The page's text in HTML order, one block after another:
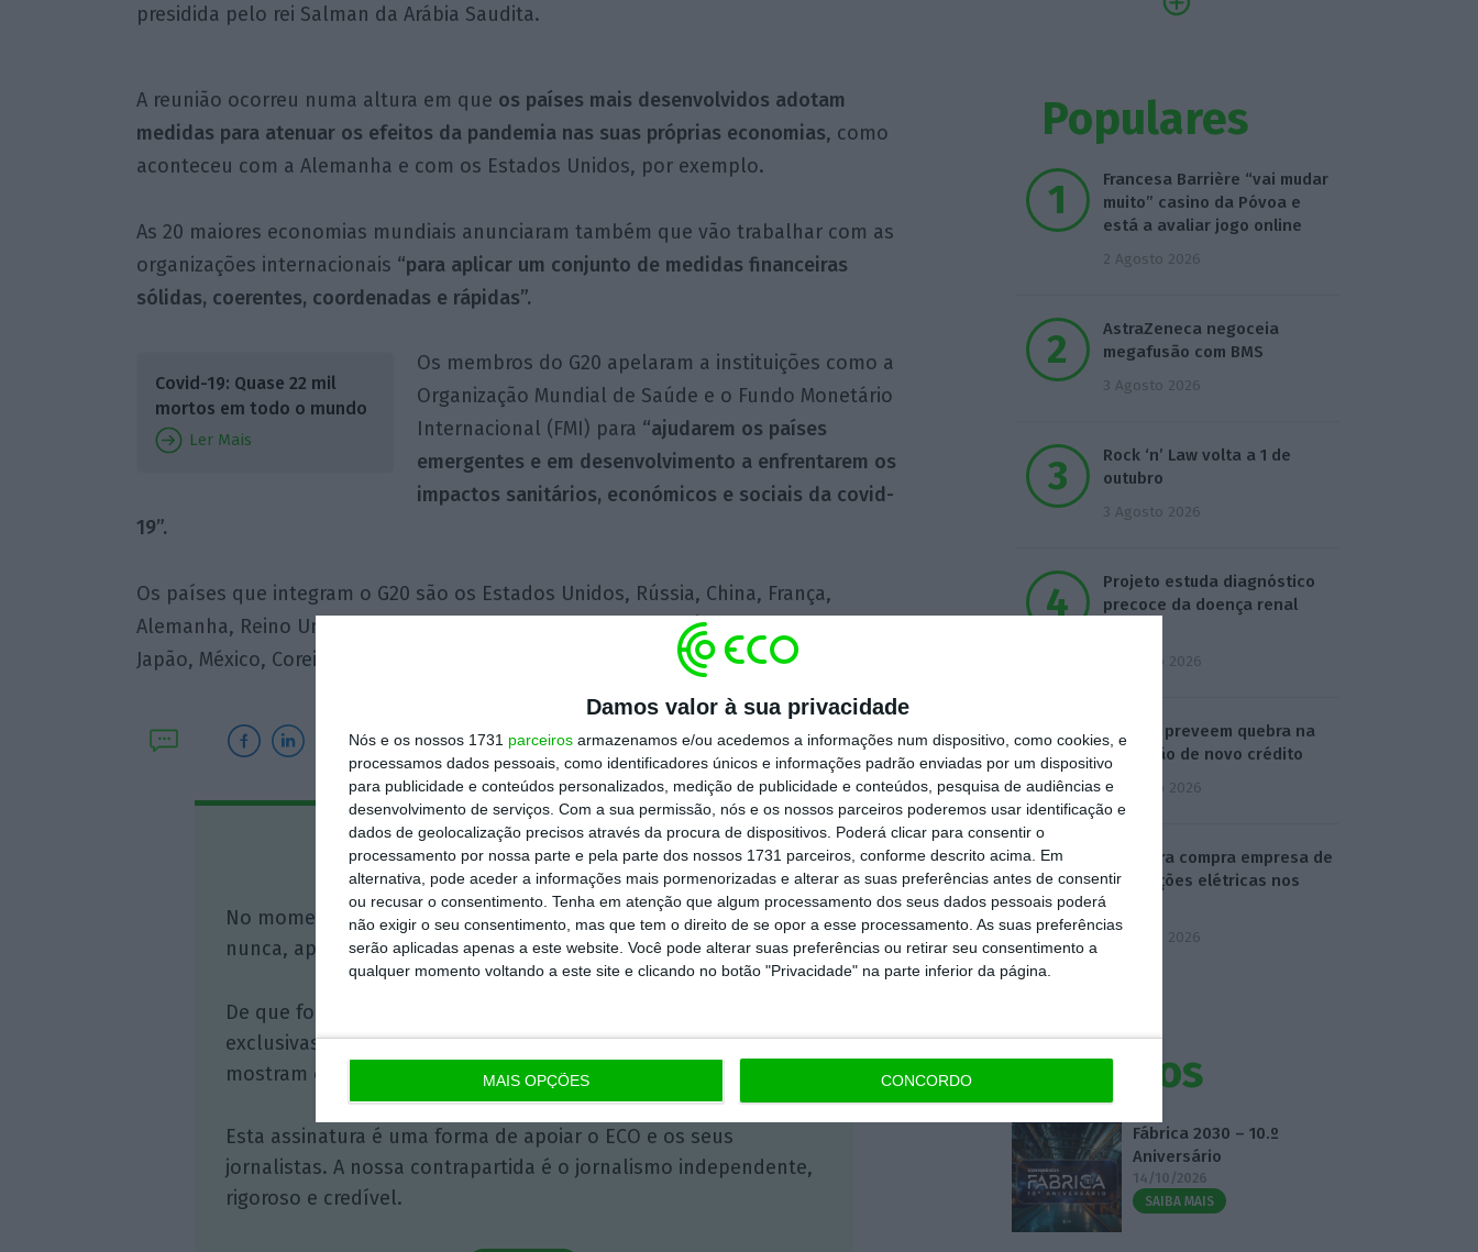
Damos valor à sua privacidade
Nós e os nossos 1731 parceiros armazenamos e/ou acedemos a informações num dispositivo, como cookies, e
processamos dados pessoais, como identificadores únicos e informações padrão enviadas por um dispositivo
para publicidade e conteúdos personalizados, medição de publicidade e conteúdos, pesquisa de audiências e
desenvolvimento de serviços. Com a sua permissão, nós e os nossos parceiros poderemos usar identificação e
dados de geolocalização precisos através da procura de dispositivos. Poderá clicar para consentir o
processamento por nossa parte e pela parte dos nossos 1731 parceiros, conforme descrito acima. Em
alternativa, pode aceder a informações mais pormenorizadas e alterar as suas preferências antes de consentir
ou recusar o consentimento. Tenha em atenção que algum processamento dos seus dados pessoais poderá
não exigir o seu consentimento, mas que tem o direito de se opor a esse processamento. As suas preferências
serão aplicadas apenas a este website. Você pode alterar suas preferências ou retirar seu consentimento a
qualquer momento voltando a este site e clicando no botão "Privacidade" na parte inferior da página.
MAIS OPÇÕES CONCORDO
presidida pelo rei Salman da Arábia Saudita.
A reunião ocorreu numa altura em que os países mais desenvolvidos adotam
medidas para atenuar os efeitos da pandemia nas suas próprias economias, como
aconteceu com a Alemanha e com os Estados Unidos, por exemplo.
As 20 maiores economias mundiais anunciaram também que vão trabalhar com as
organizações internacionais “para aplicar um conjunto de medidas financeiras
sólidas, coerentes, coordenadas e rápidas”.
Covid-19: Quase 22 mil
mortos em todo o mundo
Ler Mais
Os membros do G20 apelaram a instituições como a
Organização Mundial de Saúde e o Fundo Monetário
Internacional (FMI) para “ajudarem os países
emergentes e em desenvolvimento a enfrentarem os
impactos sanitários, económicos e sociais da covid-
19”.
Os países que integram o G20 são os Estados Unidos, Rússia, China, França,
Alemanha, Reino Unido, Argentina, Austrália, Brasil, Canadá, Índia, Indonésia, Itália,
Japão, México, Coreia do Sul, África do Sul, Turquia, Arábia Saudita e União Europeia.
https://eco.sapo.pt/2020/03/26/g20-vai-injetar-5-bilioes-de-dolares-na-economia-mundial/ Copiar
Assine o ECO Premium
No momento em que a informação é mais importante do que
nunca, apoie o jornalismo independente e rigoroso.
De que forma? Assine o ECO Premium e tenha acesso a notícias
exclusivas, à opinião que conta, às reportagens e especiais que
mostram o outro lado da história.
Esta assinatura é uma forma de apoiar o ECO e os seus
jornalistas. A nossa contrapartida é o jornalismo independente,
rigoroso e credível.
Populares
Francesa Barrière “vai mudar
muito” casino da Póvoa e
está a avaliar jogo online
2 Agosto 2026
AstraZeneca negoceia
megafusão com BMS
3 Agosto 2026
Rock ‘n’ Law volta a 1 de
outubro
3 Agosto 2026
Projeto estuda diagnóstico
precoce da doença renal
4 Agosto 2026
Bancos preveem quebra na
produção de novo crédito
4 Agosto 2026
Visabeira compra empresa de
instalações elétricas nos
EUA
5 Agosto 2026
Eventos
Fábrica 2030 – 10.º
Aniversário
14/10/2026
SAIBA MAIS